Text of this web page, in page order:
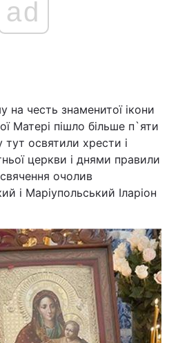
ad
на честь знаменитої ікони
Матері пішло більше п`яти
освятили хрести і
церкви і днями правили
очолив
і Маріупольський Іларіон